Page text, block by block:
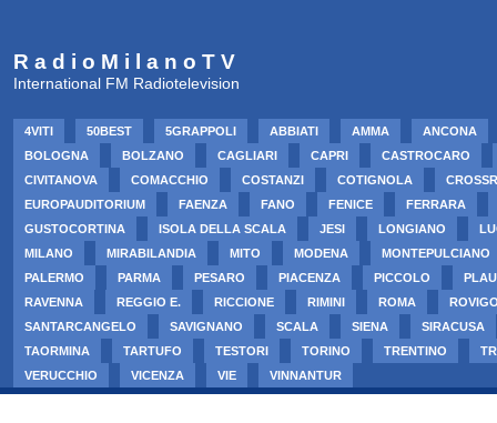
R a d i o M i l a n o T V
International FM Radiotelevision
4VITI 50BEST 5GRAPPOLI ABBIATI AMMA
ANCONA
BOLOGNA
BOLZANO CAGLIARI CAPRI
CASTROCARO
CIVITANOVA
COMACCHIO COSTANZI COTIGNOLA
EUROPAUDITORIUM
FAENZA FANO FENICE
FERRARA
GUSTOCORTINA
ISOLA DELLA SCALA JESI LONGIANO
MILANO
MIRABILANDIA MITO MODENA
MONTEPULCIANO
PALERMO
PARMA PESARO PIACENZA PICCOLO
RAVENNA
REGGIO E. RICCIONE RIMINI ROMA
SANTARCANGELO
SAVIGNANO SCALA SIENA
SIRACUSA
TAORMINA
TARTUFO TESTORI TORINO TRENTINO
VERUCCHIO
VICENZA VIE VINNANTUR